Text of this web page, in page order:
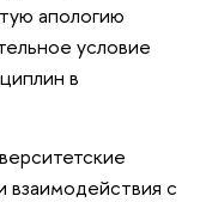
апологию
условие
в
взаимодействия с